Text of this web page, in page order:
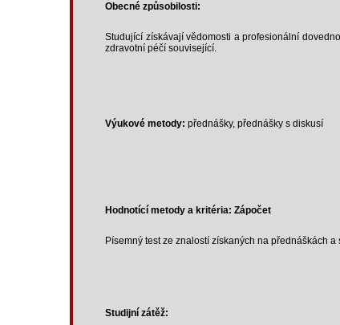
Obecné způsobilosti:
Studující získávají vědomosti a profesionální
zdravotní péčí související.
Výukové metody: přednášky, přednášky s diskusí
Hodnotící metody a kritéria: Zápočet
Písemný test ze znalostí získaných na přednáškách
Studijní zátěž: